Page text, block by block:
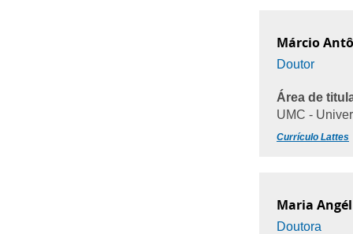
Márcio
Doutor
Área de
UMC -
Currículo Lattes
Maria
Doutora